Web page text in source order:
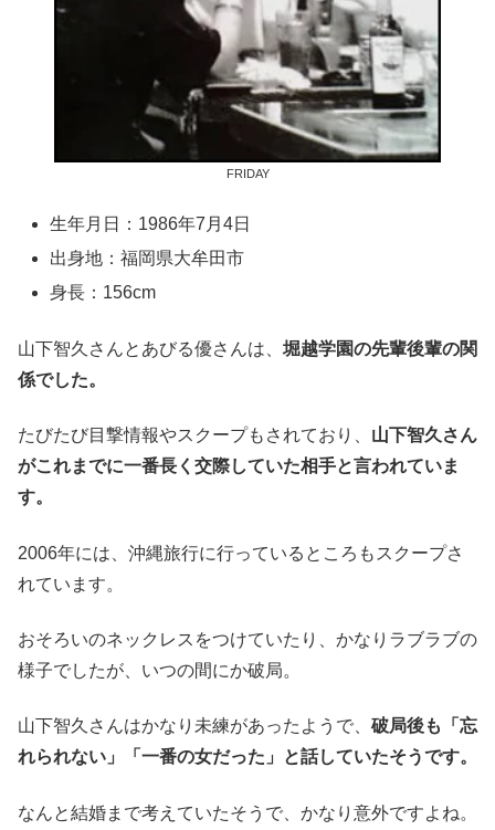
FRIDAY
生年月日：1986年7月4日
出身地：福岡県大牟田市
身長：156cm
山下智久さんとあびる優さんは、 堀越学園の先輩後輩の関
係でした。
たびたび目撃情報やスクープもされており、 山下智久さん
がこれまでに一番長く交際していた相手と言われていま
す。
2006年には、沖縄旅行に行っているところもスクープさ
れています。
おそろいのネックレスをつけていたり、かなりラブラブの
様子でしたが、いつの間にか破局。
山下智久さんはかなり未練があったようで、 破局後も「忘
れられない」「一番の女だった」と話していたそうです。
なんと結婚まで考えていたそうで、かなり意外ですよね。